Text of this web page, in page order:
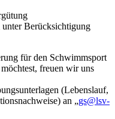
unter Berücksichtigung
für den Schwimmsport
freuen wir uns
(Lebenslauf,
an „gs@lsv-